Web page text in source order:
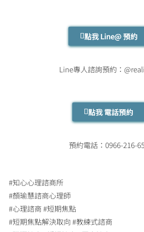
點我 Line@ 預約
Line專人諮詢預約：
點我 電話預約
預約電話：0966-216-
#知心心理諮商所
#顏瑜慧諮商心理師
#心理諮商 #短期焦點
#短期焦點解決取向 #教練式諮商